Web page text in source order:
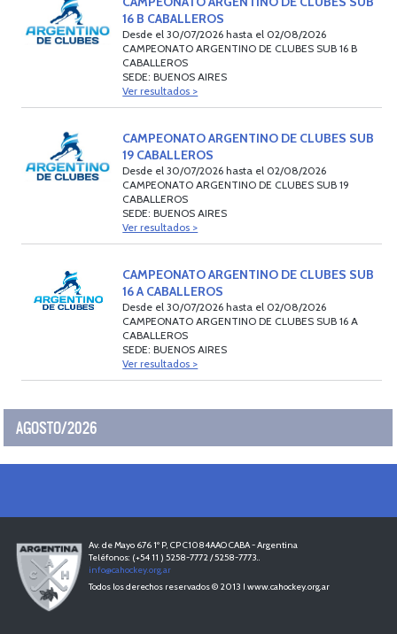
16 B CABALLEROS
Desde el 30/07/2026 hasta el 02/08/2026
CAMPEONATO ARGENTINO DE CLUBES SUB 16 B
CABALLEROS
SEDE: BUENOS AIRES
Ver resultados >
CAMPEONATO ARGENTINO DE CLUBES SUB
19 CABALLEROS
Desde el 30/07/2026 hasta el 02/08/2026
CAMPEONATO ARGENTINO DE CLUBES SUB 19
CABALLEROS
SEDE: BUENOS AIRES
Ver resultados >
CAMPEONATO ARGENTINO DE CLUBES SUB
16 A CABALLEROS
Desde el 30/07/2026 hasta el 02/08/2026
CAMPEONATO ARGENTINO DE CLUBES SUB 16 A
CABALLEROS
SEDE: BUENOS AIRES
Ver resultados >
AGOSTO/2026
Av. de Mayo 676 1º P, CP C1084AAO CABA - Argentina
Teléfonos: (+54 11 ) 5258-7772 / 5258-7773..
info@cahockey.org.ar
Todos los derechos reservados © 2013 I www.cahockey.org.ar